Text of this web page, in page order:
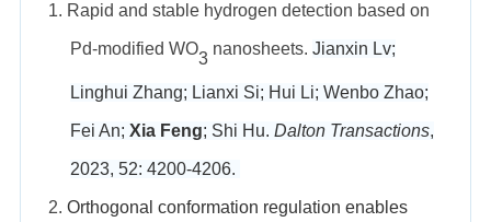
1. Rapid and stable hydrogen detection based on
Pd-modified WO3 nanosheets. Jianxin Lv;
Linghui Zhang; Lianxi Si; Hui Li; Wenbo Zhao;
Fei An; Xia Feng; Shi Hu. Dalton Transactions,
2023, 52: 4200-4206.
2. Orthogonal conformation regulation enables